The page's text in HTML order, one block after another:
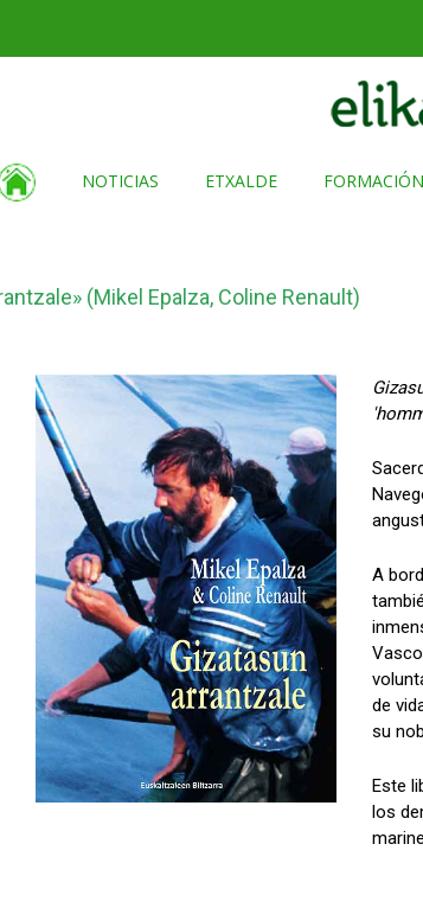
NOTICIAS ETXALDE FORMACIÓN
(Mikel Epalza, Coline Renault)
A
de
su
Este
los